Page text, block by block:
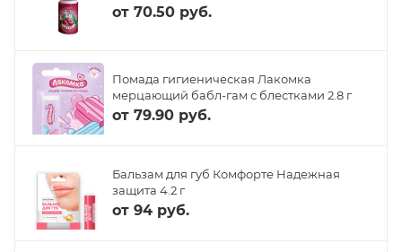
от 70.50 руб.
Помада гигиеническая Лакомка
мерцающий бабл-гам с блестками 2.8 г
от 79.90 руб.
Бальзам для губ Комфорте Надежная
защита 4.2 г
от 94 руб.